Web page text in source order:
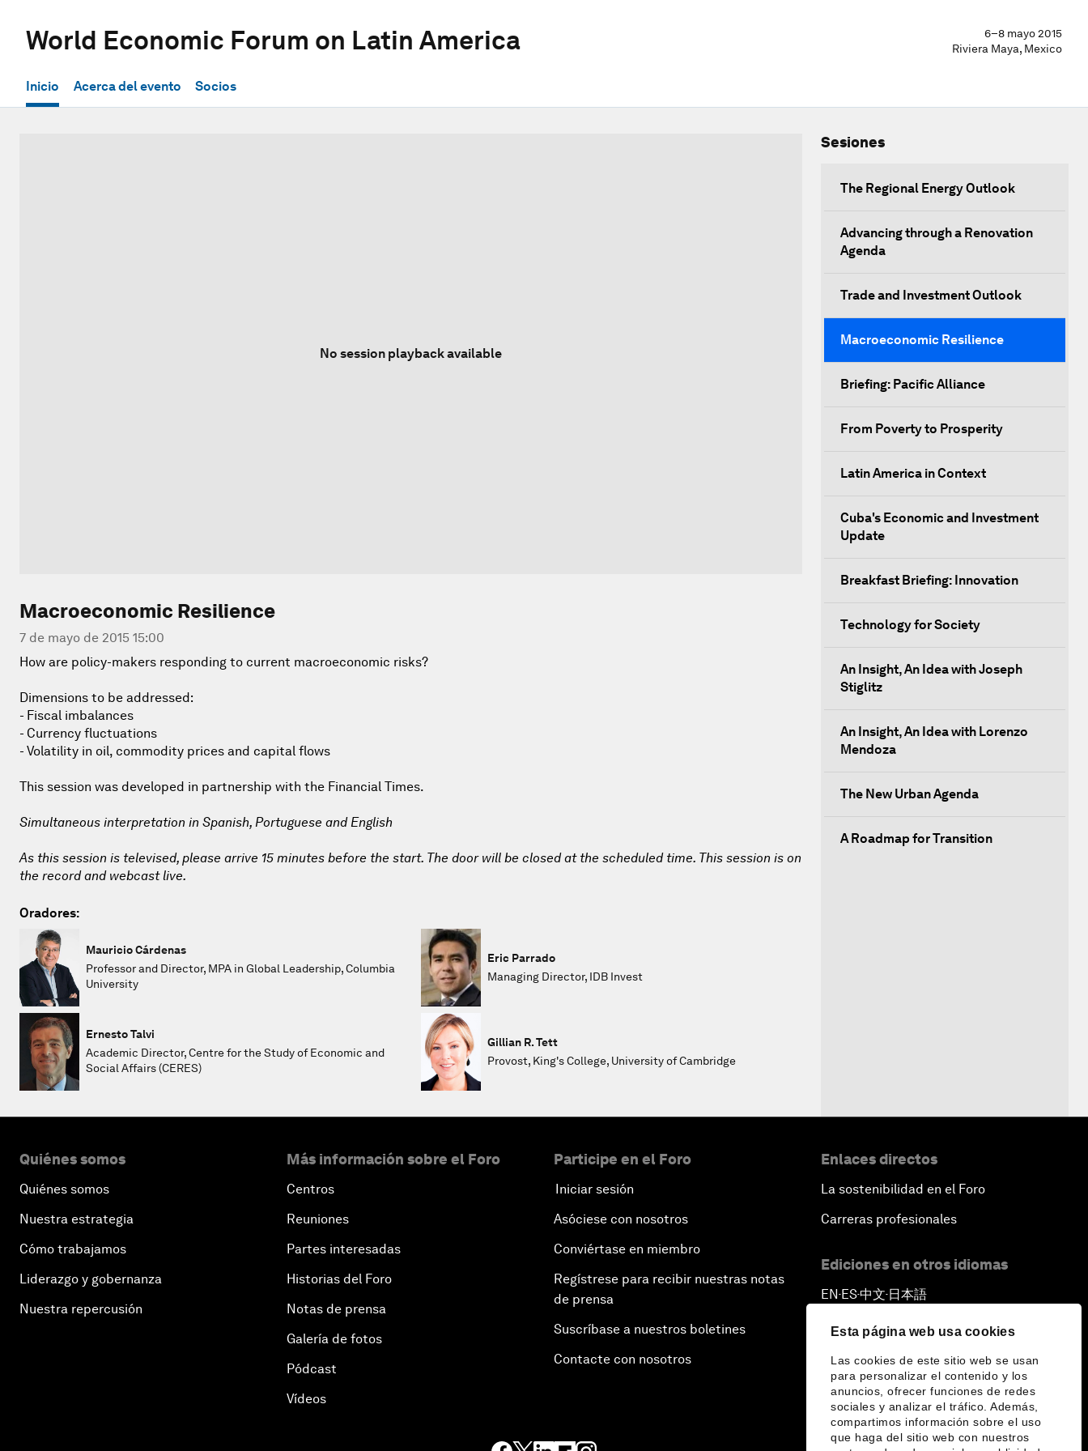
Esta página web usa cookies
Las cookies de este sitio web se usan
para personalizar el contenido y los
anuncios, ofrecer funciones de redes
sociales y analizar el tráfico. Además,
compartimos información sobre el uso
que haga del sitio web con nuestros
World Economic Forum on Latin America
6–8 mayo 2015
Riviera Maya, Mexico
Inicio Acerca del evento Socios
No session playback available
Macroeconomic Resilience
7 de mayo de 2015 15:00
How are policy-makers responding to current macroeconomic risks?
Dimensions to be addressed:
- Fiscal imbalances
- Currency fluctuations
- Volatility in oil, commodity prices and capital flows
This session was developed in partnership with the Financial Times.
Simultaneous interpretation in Spanish, Portuguese and English
As this session is televised, please arrive 15 minutes before the start. The door will be closed at the scheduled time. This session is on
the record and webcast live.
Oradores:
Mauricio Cárdenas
Professor and Director, MPA in Global Leadership, Columbia
University
Eric Parrado
Managing Director, IDB Invest
Ernesto Talvi
Academic Director, Centre for the Study of Economic and
Social Affairs (CERES)
Gillian R. Tett
Provost, King's College, University of Cambridge
Sesiones
The Regional Energy Outlook
Advancing through a Renovation
Agenda
Trade and Investment Outlook
Macroeconomic Resilience
Briefing: Pacific Alliance
From Poverty to Prosperity
Latin America in Context
Cuba's Economic and Investment
Update
Breakfast Briefing: Innovation
Technology for Society
An Insight, An Idea with Joseph
Stiglitz
An Insight, An Idea with Lorenzo
Mendoza
The New Urban Agenda
A Roadmap for Transition
Quiénes somos
Quiénes somos
Nuestra estrategia
Cómo trabajamos
Liderazgo y gobernanza
Nuestra repercusión
Más información sobre el Foro
Centros
Reuniones
Partes interesadas
Historias del Foro
Notas de prensa
Galería de fotos
Pódcast
Vídeos
Participe en el Foro
Iniciar sesión
Asóciese con nosotros
Conviértase en miembro
Regístrese para recibir nuestras notas
de prensa
Suscríbase a nuestros boletines
Contacte con nosotros
Enlaces directos
La sostenibilidad en el Foro
Carreras profesionales
Ediciones en otros idiomas
EN ▪ES▪中文▪ 日本語